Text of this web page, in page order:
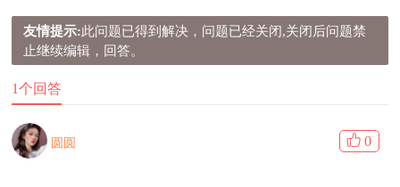
友情提示:此问题已得到解决，问题已经关闭,关闭后问题禁
止继续编辑，回答。
1个回答
圆圆 0